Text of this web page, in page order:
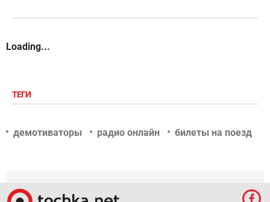
Loading...
ТЕГИ
демотиваторы радио онлайн билеты на поезд